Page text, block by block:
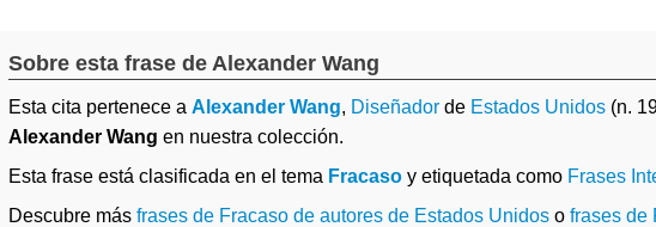
Sobre esta frase de Alexander Wang
Esta cita pertenece a Alexander Wang, Diseñador de Estados Unidos (n.
Alexander Wang en nuestra colección.
Esta frase está clasificada en el tema Fracaso y etiquetada como Frases
Descubre más frases de Fracaso de autores de Estados Unidos o frases de